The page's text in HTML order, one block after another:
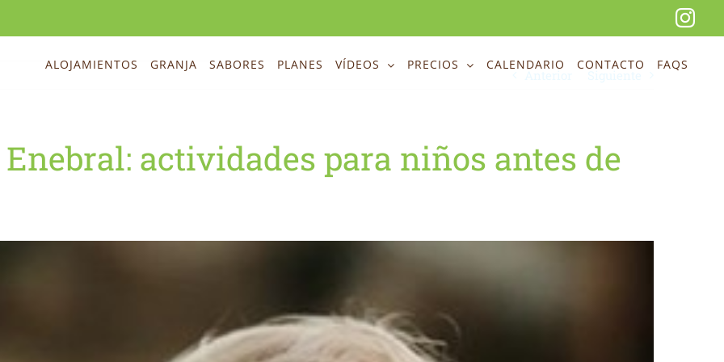
ALOJAMIENTOS GRANJA SABORES PLANES VÍDEOS PRECIOS CALENDARIO CONTACTO FAQS
actividades para niños antes de